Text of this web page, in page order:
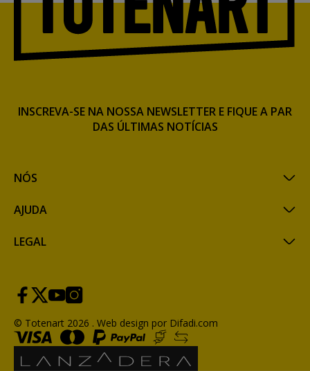
Nights
NÓS
AJUDA
LEGAL
INSCREVA-SE NA NOSSA NEWSLETTER E FIQUE A PAR
DAS ÚLTIMAS NOTÍCIAS
© Totenart 2026 . Web design por Difadi.com